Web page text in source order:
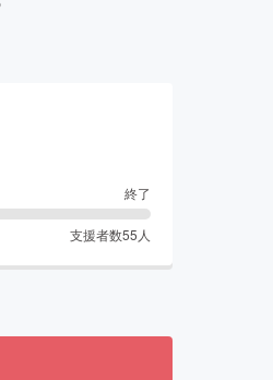
終了
支援者数55 人